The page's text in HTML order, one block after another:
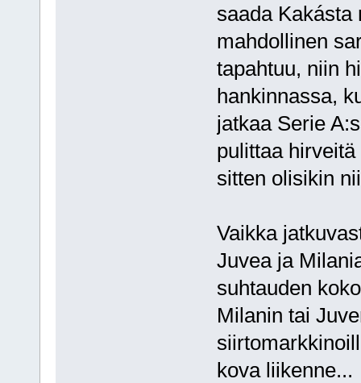
saada
mahdollinen
tapahtuu, niin
hankinnassa,
jatkaa Serie
pulittaa
sitten olisikin
Vaikka
Juvea ja
suhtauden
Milanin tai
kova liikenne...